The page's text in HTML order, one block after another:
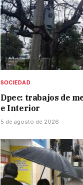
SOCIEDAD
Dpec: trabajos de
e Interior
5 de agosto de 2026